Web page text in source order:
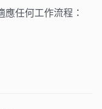
任何工作流程：